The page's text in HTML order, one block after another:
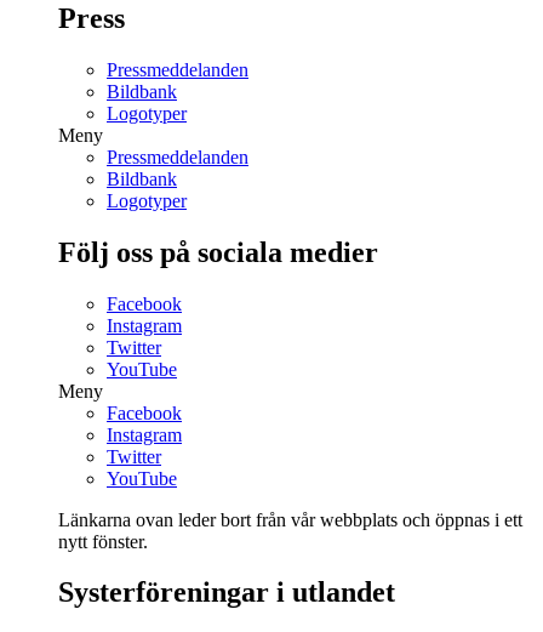
Press
Pressmeddelanden
Bildbank
Logotyper
Meny
Pressmeddelanden
Bildbank
Logotyper
Följ oss på sociala medier
Facebook
Instagram
Twitter
YouTube
Meny
Facebook
Instagram
Twitter
YouTube
Länkarna ovan leder bort från vår webbplats och öppnas i ett
nytt fönster.
Systerföreningar i utlandet